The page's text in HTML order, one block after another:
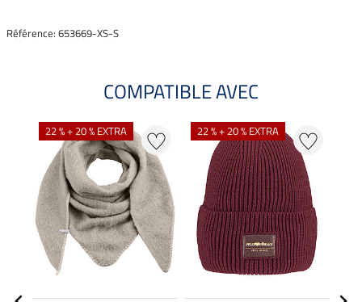
Référence: 653669-XS-S
COMPATIBLE AVEC
22 % + 20 % EXTRA 22 % + 20 % EXTRA